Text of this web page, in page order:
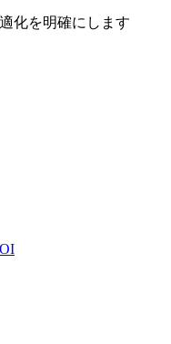
化を明確にします